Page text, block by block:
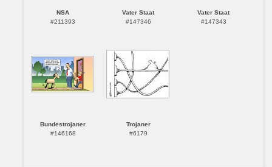
NSA
#211393
Vater Staat
#147346
Vater Staat
#147343
Bundestrojaner
#146168
Trojaner
#6179